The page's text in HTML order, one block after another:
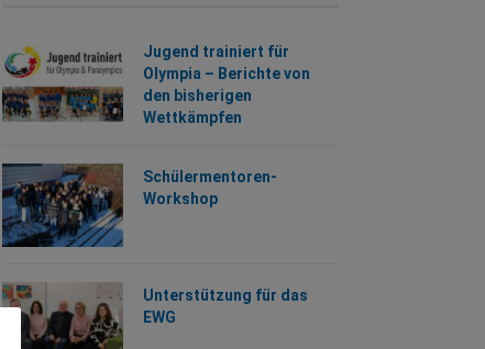
Jugend trainiert für
Olympia – Berichte von
den bisherigen
Wettkämpfen
Schülermentoren-
Workshop
Unterstützung für das
EWG